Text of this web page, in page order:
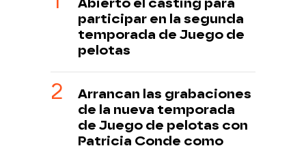
Abierto el casting para
participar en la segunda
temporada de Juego de
pelotas
Arrancan las grabaciones
de la nueva temporada
de Juego de pelotas con
Patricia Conde como